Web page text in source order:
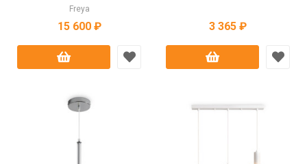
Freya
15 600 ₽ 3 365 ₽